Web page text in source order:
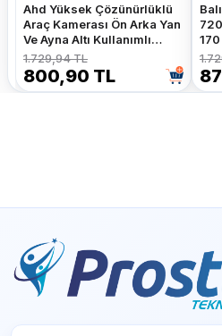
Ahd Yüksek Çözünürlüklü
Araç Kamerası Ön Arka Yan
Ve Ayna Altı Kullanımlı
Kelebek Ve Tampon
Uyumlu
1.729,94 TL
800,90 TL
170